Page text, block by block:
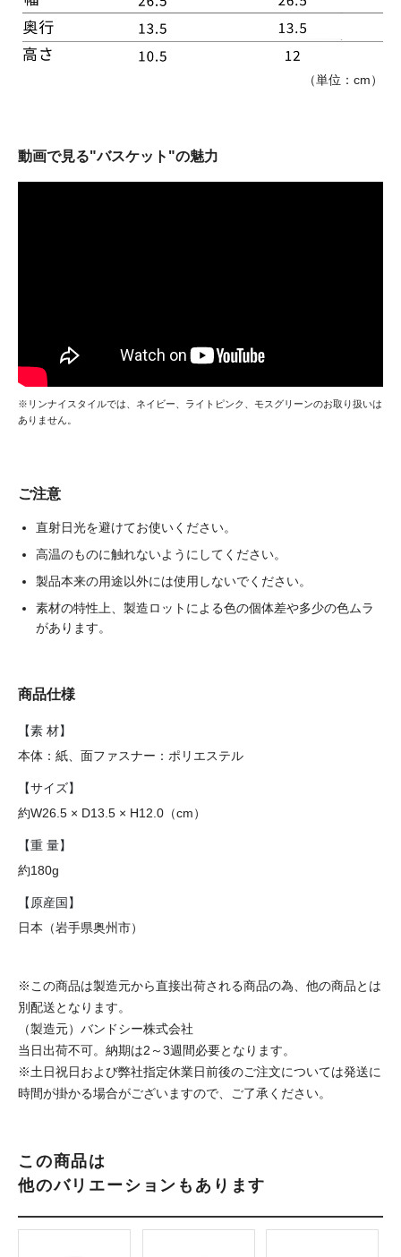
（単位：cm）
動画で見る"バスケット"の魅力
※リンナイスタイルでは、ネイビー、ライトピンク、モスグリーンのお取り扱いは
ありません。
ご注意
直射日光を避けてお使いください。
高温のものに触れないようにしてください。
製品本来の用途以外には使用しないでください。
素材の特性上、製造ロットによる色の個体差や多少の色ムラ
があります。
商品仕様
【素 材】
本体：紙、面ファスナー：ポリエステル
【サイズ】
約W26.5 × D13.5 × H12.0（cm）
【重 量】
約180g
【原産国】
日本（岩手県奥州市）
※この商品は製造元から直接出荷される商品の為、他の商品とは
別配送となります。
（製造元）バンドシー株式会社
当日出荷不可。納期は2～3週間必要となります。
※土日祝日および弊社指定休業日前後のご注文については発送に
時間が掛かる場合がございますので、ご了承ください。
この商品は
他のバリエーションもあります